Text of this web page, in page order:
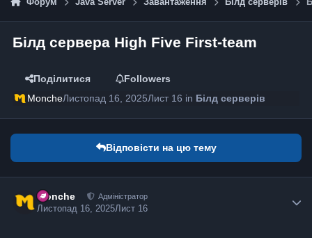
Форум Java Server Завантаження Білд серверів
Білд сервера High Five First-team
Поділитися
Followers
MoncheЛистопад 16, 2025Лист 16 in Білд серверів
Відповісти на цю тему
Monche Адміністратор
Листопад 16, 2025Лист 16